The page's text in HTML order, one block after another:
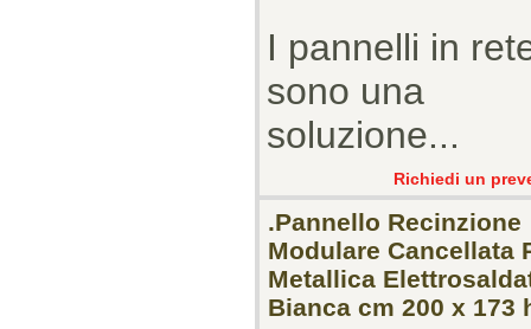
I pannelli in
sono una
soluzione...
Richiedi un
.Pannello Recinzione
Modulare Cancellata
Metallica
Bianca cm 200 x 173